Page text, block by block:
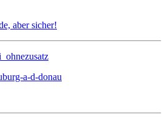
aber sicher!